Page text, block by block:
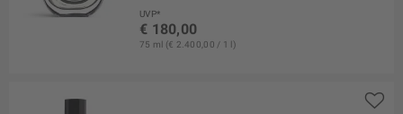
UVP*
€ 180,00
75 ml (€ 2.400,00 / 1 l)